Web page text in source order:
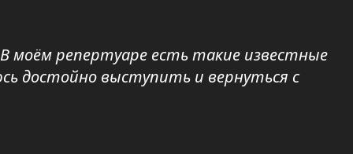
моём репертуаре есть такие известные
достойно выступить и вернуться с